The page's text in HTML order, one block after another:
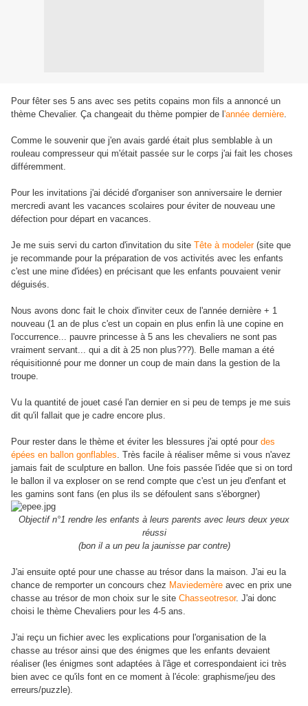
Pour fêter ses 5 ans avec ses petits copains mon fils a annoncé un
thème Chevalier. Ça changeait du thème pompier de l 'année dernière.
Comme le souvenir que j'en avais gardé était plus semblable à un
rouleau compresseur qui m'était passée sur le corps j'ai fait les choses
différemment.
Pour les invitations j'ai décidé d'organiser son anniversaire le dernier
mercredi avant les vacances scolaires pour éviter de nouveau une
défection pour départ en vacances.
Je me suis servi du carton d'invitation du site Tête à modeler(site que
je recommande pour la préparation de vos activités avec les enfants
c'est une mine d'idées) en précisant que les enfants pouvaient venir
déguisés.
Nous avons donc fait le choix d'inviter ceux de l'année dernière + 1
nouveau (1 an de plus c'est un copain en plus enfin là une copine en
l'occurrence... pauvre princesse à 5 ans les chevaliers ne sont pas
vraiment servant... qui a dit à 25 non plus???). Belle maman a été
réquisitionné pour me donner un coup de main dans la gestion de la
troupe.
Vu la quantité de jouet casé l'an dernier en si peu de temps je me suis
dit qu'il fallait que je cadre encore plus.
Pour rester dans le thème et éviter les blessures j'ai opté pour des
épées en ballon gonflables. Très facile à réaliser même si vous n'avez
jamais fait de sculpture en ballon. Une fois passée l'idée que si on tord
le ballon il va exploser on se rend compte que c'est un jeu d'enfant et
les gamins sont fans (en plus ils se défoulent sans s'éborgner)
Objectif n°1 rendre les enfants à leurs parents avec leurs deux yeux
réussi
(bon il a un peu la jaunisse par contre)
J'ai ensuite opté pour une chasse au trésor dans la maison. J'ai eu la
chance de remporter un concours chez Maviedemère avec en prix une
chasse au trésor de mon choix sur le site Chasseotresor. J'ai donc
choisi le thème Chevaliers pour les 4-5 ans.
J'ai reçu un fichier avec les explications pour l'organisation de la
chasse au trésor ainsi que des énigmes que les enfants devaient
réaliser (les énigmes sont adaptées à l'âge et correspondaient ici très
bien avec ce qu'ils font en ce moment à l'école: graphisme/jeu des
erreurs/puzzle).